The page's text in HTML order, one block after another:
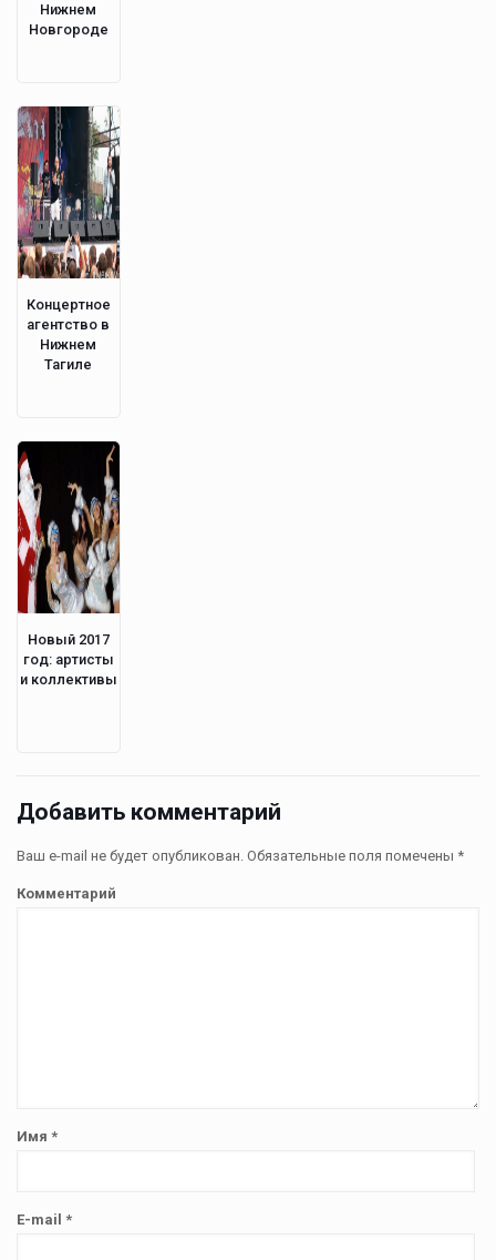
Нижнем
Новгороде
Концертное
агентство в
Нижнем
Тагиле
Новый 2017
год: артисты
и коллективы
Добавить комментарий
Ваш e-mail не будет опубликован. Обязательные поля помечены *
Комментарий
Имя *
E-mail *